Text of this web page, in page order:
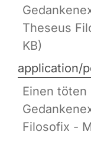
Theseus
KB)
application/
Einen
Filosofix -